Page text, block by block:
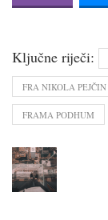
Ključne riječi:
FRA NIKOLA PEJČIN
FRAMA PODHUM